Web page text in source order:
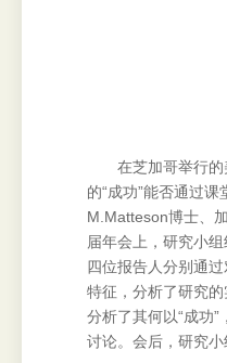
在芝加哥举行
的“成功”能否通过
M.Matteson博士、
届年会上，研究小
四位报告人分别通
特征，分析了研究
分析了其何以“成功
讨论。会后，研究